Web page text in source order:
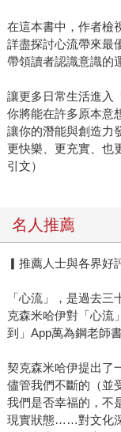
在這本書中，作者檢
詳盡探討心流帶來最
帶領讀者認識意識的
讓更多日常生活進入
你將能在許多原本意
讓你的潛能與創造力
更快樂、更充實、也
引文）
名人推薦
▎推薦人士與各界
「心流」，是過去
克森米哈伊對「心
到」App萬為鋼老師
契克森米哈伊提出了
儘管我們不斷的（並
我們是否幸福的，不
現實狀態……對文化